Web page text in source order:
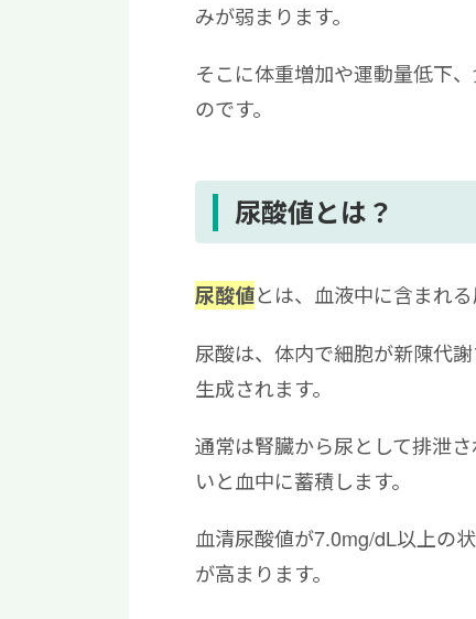
みが弱まります。
そこに体重増加や運動量低下
のです。
尿酸値とは？
尿酸値とは、血液中に含まれ
尿酸は、体内で細胞が新陳代
生成されます。
通常は腎臓から尿として排泄
いと血中に蓄積します。
血清尿酸値が7.0mg/dL以上の
が高まります。